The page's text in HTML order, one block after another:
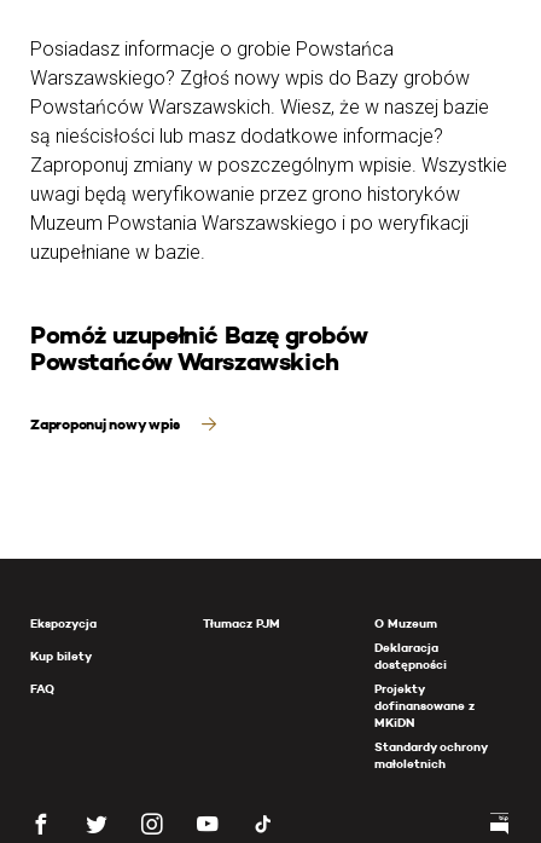
Posiadasz informacje o grobie Powstańca
Warszawskiego? Zgłoś nowy wpis do Bazy grobów
Powstańców Warszawskich. Wiesz, że w naszej bazie
są nieścisłości lub masz dodatkowe informacje?
Zaproponuj zmiany w poszczególnym wpisie. Wszystkie
uwagi będą weryfikowanie przez grono historyków
Muzeum Powstania Warszawskiego i po weryfikacji
uzupełniane w bazie.
Pomóż uzupełnić Bazę grobów
Powstańców Warszawskich
Zaproponuj nowy wpis
Ekspozycja
Kup bilety
FAQ
Tłumacz PJM
O Muzeum
Deklaracja
dostępności
Projekty
dofinansowane z
MKiDN
Standardy ochrony
małoletnich